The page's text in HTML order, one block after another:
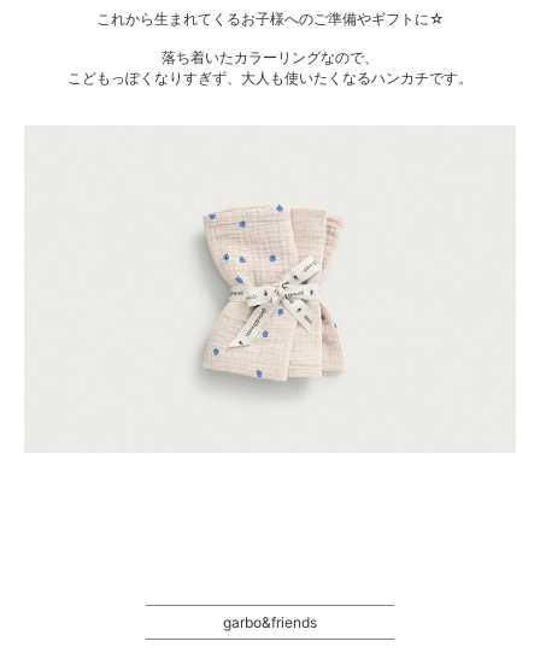
これから生まれてくるお子様へのご準備やギフトに☆
落ち着いたカラーリングなので、
こどもっぽくなりすぎず、大人も使いたくなるハンカチです。
garbo&friends